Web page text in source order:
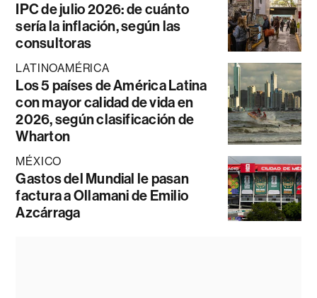
IPC de julio 2026: de cuánto
sería la inflación, según las
consultoras
LATINOAMÉRICA
Los 5 países de América Latina
con mayor calidad de vida en
2026, según clasificación de
Wharton
MÉXICO
Gastos del Mundial le pasan
factura a Ollamani de Emilio
Azcárraga